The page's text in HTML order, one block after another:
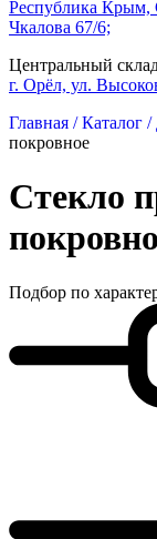
Республика Крым,
Чкалова 67/6;
Центральный
г. Орёл, ул.
Главная /Каталог /
покровное
Стекло
Подбор по